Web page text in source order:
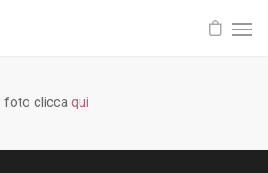
foto clicca qui